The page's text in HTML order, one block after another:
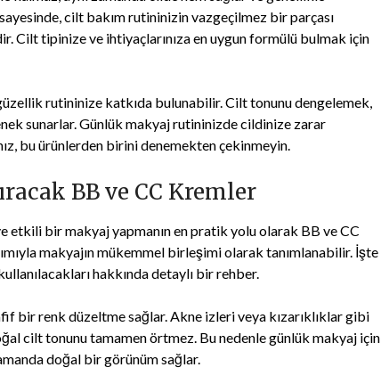
cilt bakım rutininizin vazgeçilmez bir parçası
Cilt tipinize ve ihtiyaçlarınıza en uygun formülü bulmak için
rutininize katkıda bulunabilir. Cilt tonunu dengelemek,
sunarlar. Günlük makyaj rutininizde cildinize zarar
bu ürünlerden birini denemekten çekinmeyin.
BB ve CC Kremler
etkili bir makyaj yapmanın en pratik yolu olarak BB ve CC
makyajın mükemmel birleşimi olarak tanımlanabilir. İşte
hakkında detaylı bir rehber.
bir renk düzeltme sağlar. Akne izleri veya kızarıklıklar gibi
cilt tonunu tamamen örtmez. Bu nedenle günlük makyaj için
doğal bir görünüm sağlar.